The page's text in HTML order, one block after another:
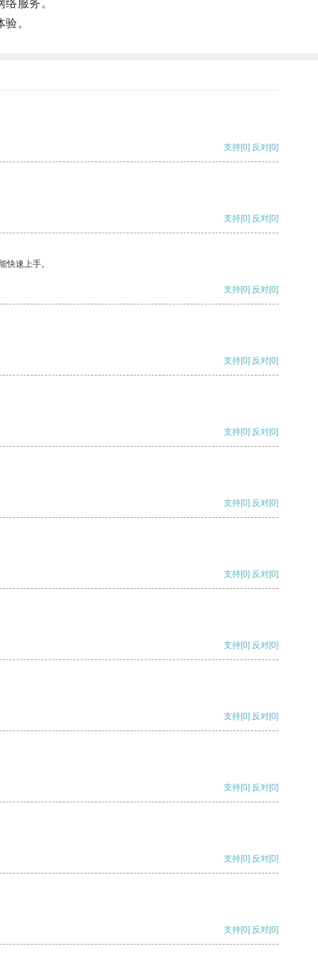
服务。
。
支持[0] 反对[0]
支持[0] 反对[0]
快速上手。
支持[0] 反对[0]
支持[0] 反对[0]
支持[0] 反对[0]
支持[0] 反对[0]
支持[0] 反对[0]
支持[0] 反对[0]
支持[0] 反对[0]
支持[0] 反对[0]
支持[0] 反对[0]
支持[0] 反对[0]